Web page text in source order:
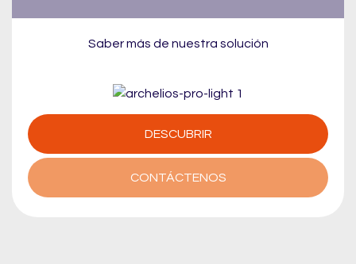
Saber más de nuestra solución
DESCUBRIR
CONTÁCTENOS